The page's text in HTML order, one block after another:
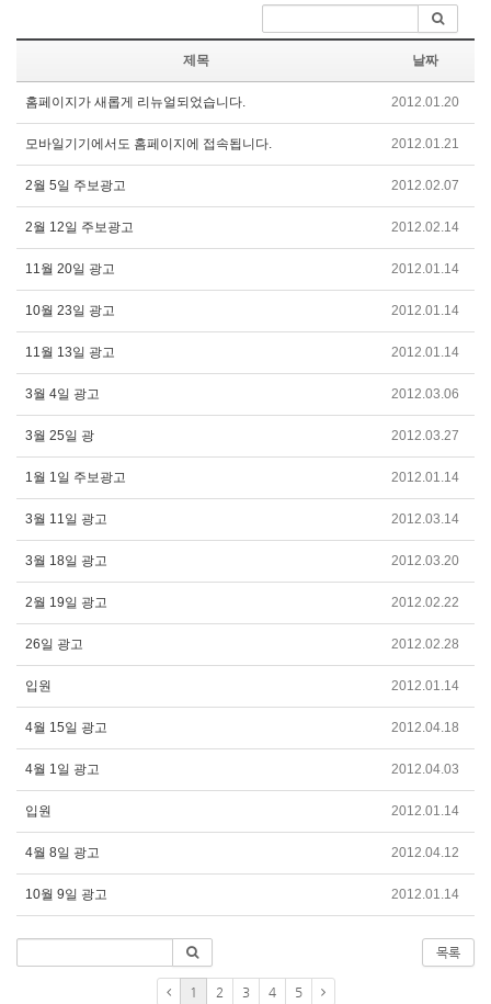
제목 날짜
홈페이지가 새롭게 리뉴얼되었습니다. 2012.01.20
모바일기기에서도 홈페이지에 접속됩니다. 2012.01.21
2월 5일 주보광고 2012.02.07
2월 12일 주보광고 2012.02.14
11월 20일 광고 2012.01.14
10월 23일 광고 2012.01.14
11월 13일 광고 2012.01.14
3월 4일 광고 2012.03.06
3월 25일 광 2012.03.27
1월 1일 주보광고 2012.01.14
3월 11일 광고 2012.03.14
3월 18일 광고 2012.03.20
2월 19일 광고 2012.02.22
26일 광고 2012.02.28
입원 2012.01.14
4월 15일 광고 2012.04.18
4월 1일 광고 2012.04.03
입원 2012.01.14
4월 8일 광고 2012.04.12
10월 9일 광고 2012.01.14
목록
1 2 3 4 5